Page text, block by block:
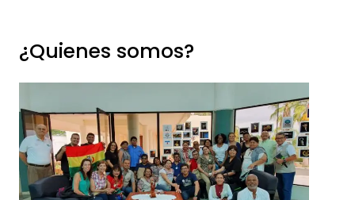
¿Quienes somos?